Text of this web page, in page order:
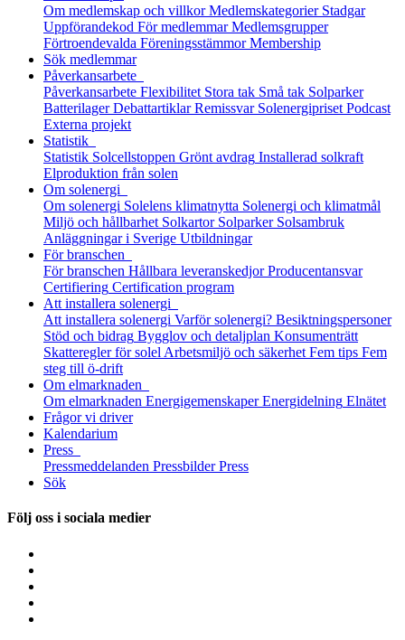
Om medlemskap och villkor Medlemskategorier Stadgar
Uppförandekod För medlemmar Medlemsgrupper
Förtroendevalda Föreningsstämmor Membership
Sök medlemmar
Påverkansarbete
Påverkansarbete Flexibilitet Stora tak Små tak Solparker
Batterilager Debattartiklar Remissvar Solenergipriset Podcast
Externa projekt
Statistik
Statistik Solcellstoppen Grönt avdrag Installerad solkraft
Elproduktion från solen
Om solenergi
Om solenergi Solelens klimatnytta Solenergi och klimatmål
Miljö och hållbarhet Solkartor Solparker Solsambruk
Anläggningar i Sverige Utbildningar
För branschen
För branschen Hållbara leveranskedjor Producentansvar
Certifiering Certification program
Att installera solenergi
Att installera solenergi Varför solenergi? Besiktningspersoner
Stöd och bidrag Bygglov och detaljplan Konsumenträtt
Skatteregler för solel Arbetsmiljö och säkerhet Fem tips Fem
steg till ö-drift
Om elmarknaden
Om elmarknaden Energigemenskaper Energidelning Elnätet
Frågor vi driver
Kalendarium
Press
Pressmeddelanden Pressbilder Press
Sök
Följ oss i sociala medier